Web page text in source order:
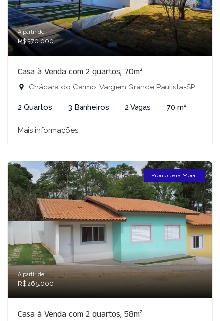
A partir de:
R$ 370.000
Casa à Venda com 2 quartos, 70m²
Chácara do Carmo, Vargem Grande Paulista-SP
2 Quartos 3 Banheiros 2 Vagas 70 m²
Mais informações
Pronto para Morar
A partir de:
R$ 265.000
Casa à Venda com 2 quartos, 58m²